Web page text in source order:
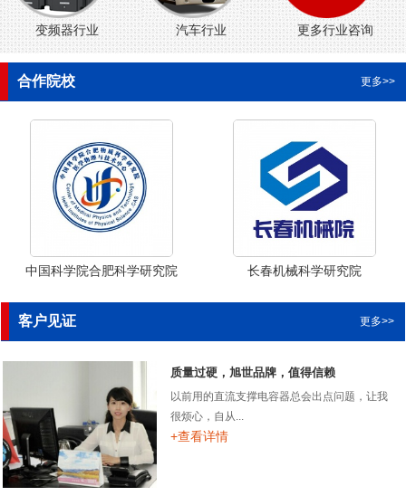
变频器行业 汽车行业 更多行业咨询
合作院校 更多>>
中国科学院合肥科学研究院 长春机械科学研究院
客户见证 更多>>
质量过硬，旭世品牌，值得信赖
以前用的直流支撑电容器总会出点问题，让我
很烦心，自从...
+查看详情